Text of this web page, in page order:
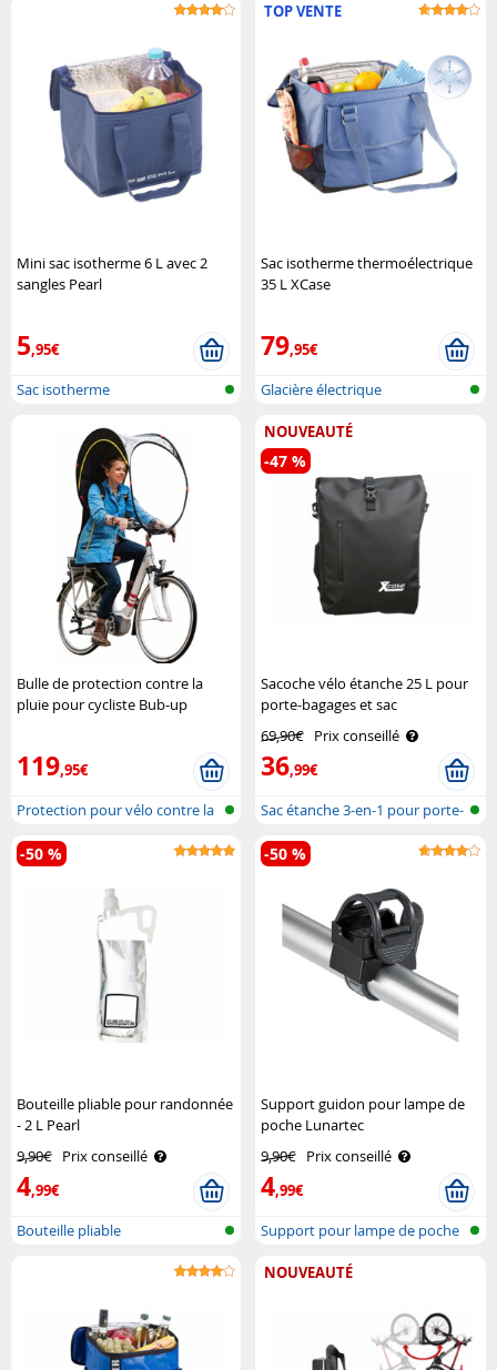
Mini sac isotherme 6 L avec 2
sangles Pearl
5,95€
Sac isotherme
TOP VENTE
Sac isotherme thermoélectrique
35 L XCase
79,95€
Glacière électrique
Bulle de protection contre la
pluie pour cycliste Bub-up
119,95€
Protection pour vélo contre la
plui..
NOUVEAUTÉ
Sacoche vélo étanche 25 L pour
porte-bagages et sac
69,90€ Prix conseillé
36,99€
-47 %
Sac étanche 3-en-1 pour porte-
bagag..
Bouteille pliable pour randonnée
- 2 L Pearl
9,90€ Prix conseillé
4,99€
-50 %
Bouteille pliable
Support guidon pour lampe de
poche Lunartec
9,90€ Prix conseillé
4,99€
-50 %
Support pour lampe de poche
NOUVEAUTÉ